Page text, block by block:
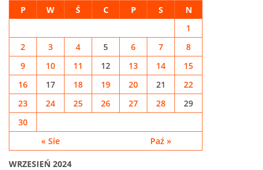
WRZESIEŃ 2024
P W Ś C P S N
« Sie Paź »
1
2
3 4 5 6 7
8
9
10 11 12 13 14
15
16
17 18 19 20 21
22
23
24 25 26 27 28
29
30